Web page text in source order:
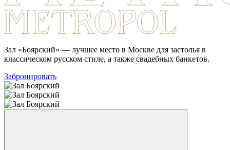
Зал «Боярский» — лучшее место в Москве для застолья в
классическом русском стиле, а также свадебных банкетов.
Забронировать